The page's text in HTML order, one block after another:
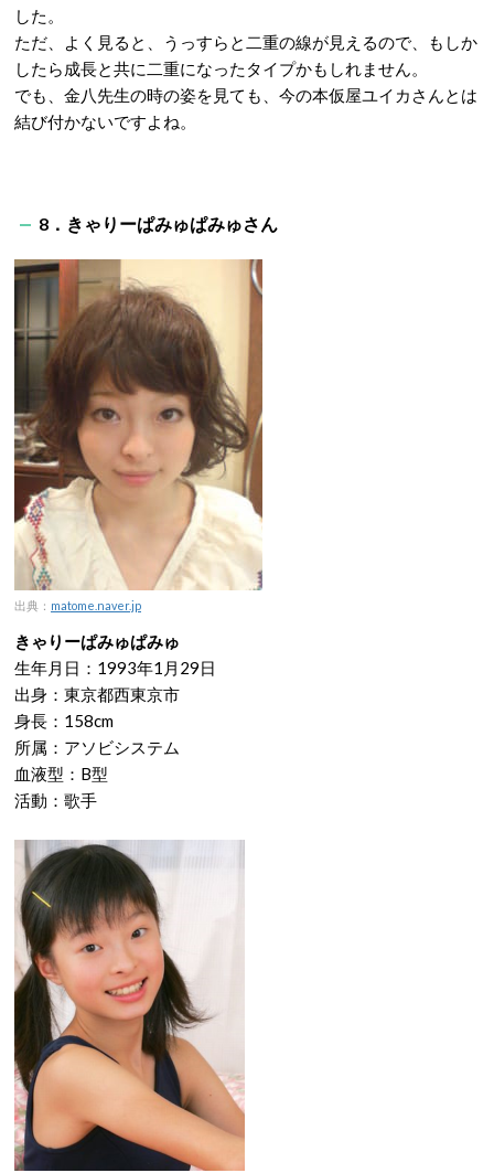
した。
ただ、よく見ると、うっすらと二重の線が見えるので、もしか
したら成長と共に二重になったタイプかもしれません。
でも、金八先生の時の姿を見ても、今の本仮屋ユイカさんとは
結び付かないですよね。
8．きゃりーぱみゅぱみゅさん
出典： matome.naver.jp
きゃりーぱみゅぱみゅ
生年月日：1993年1月29日
出身：東京都西東京市
身長：158cm
所属：アソビシステム
血液型：B型
活動：歌手